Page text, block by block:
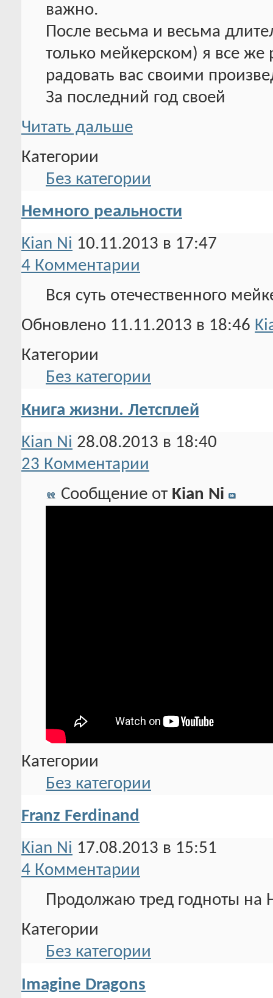
важно.
После весьма и весьма
только мейкерском) я все же
радовать вас своими
За последний год своей
Читать дальше
Категории
Без категории
Немного реальности
Kian Ni 10.11.2013 в 17:47
4 Комментарии
Вся суть отечественного
Обновлено 11.11.2013 в 18:46
Категории
Без категории
Книга жизни. Летсплей
Kian Ni 28.08.2013 в 18:40
23 Комментарии
Сообщение от Kian Ni
Категории
Без категории
Franz Ferdinand
Kian Ni 17.08.2013 в 15:51
4 Комментарии
Продолжаю тред годноты на
Категории
Без категории
Imagine Dragons